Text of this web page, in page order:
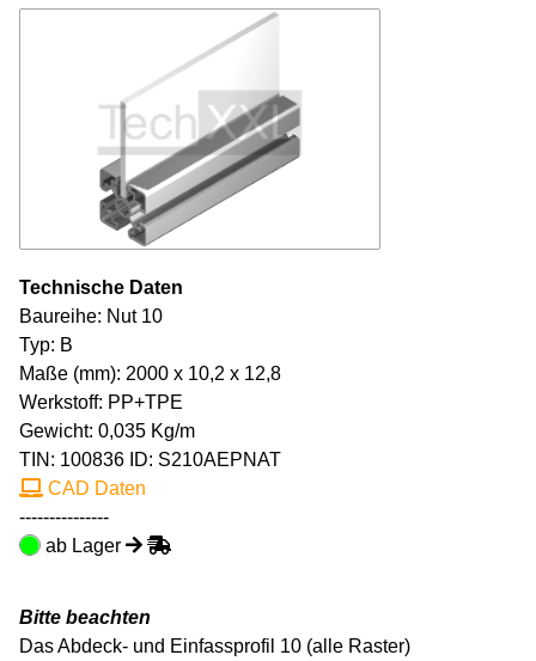
Technische Daten
Baureihe: Nut 10
Typ: B
Maße (mm): 2000 x 10,2 x 12,8
Werkstoff: PP+TPE
Gewicht: 0,035 Kg/m
TIN: 100836 ID: S210AEPNAT
CAD Daten
---------------
ab Lager
Bitte beachten
Das Abdeck- und Einfassprofil 10 (alle Raster)